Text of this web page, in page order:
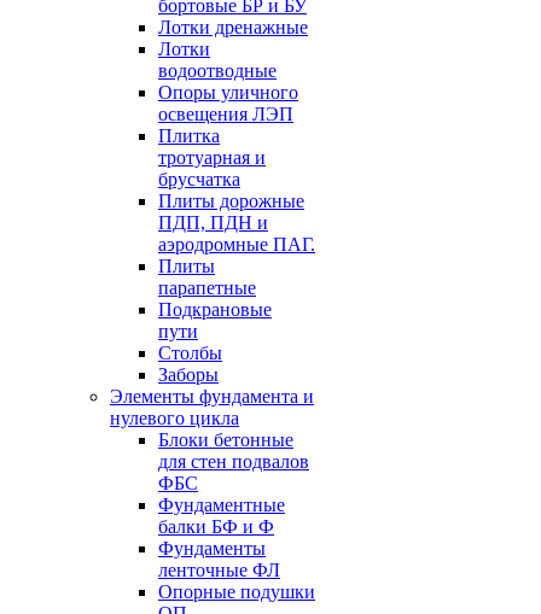
бортовые БР и БУ
Лотки дренажные
Лотки
водоотводные
Опоры уличного
освещения ЛЭП
Плитка
тротуарная и
брусчатка
Плиты дорожные
ПДП, ПДН и
аэродромные ПАГ.
Плиты
парапетные
Подкрановые
пути
Столбы
Заборы
Элементы фундамента и
нулевого цикла
Блоки бетонные
для стен подвалов
ФБС
Фундаментные
балки БФ и Ф
Фундаменты
ленточные ФЛ
Опорные подушки